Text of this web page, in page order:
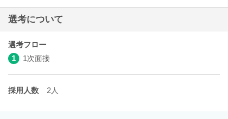
選考について
選考フロー
1
1次面接
採用人数 2人